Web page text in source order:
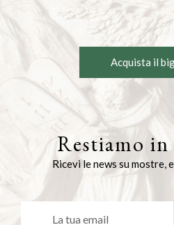
Acquista il
Restiamo
Ricevi le news su mostre,